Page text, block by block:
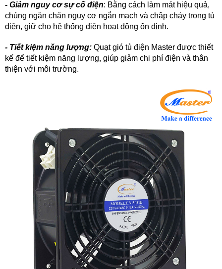
- Giảm nguy cơ sự cố điện: Bằng cách làm mát hiệu quả,
chúng ngăn chặn nguy cơ ngắn mạch và chập cháy trong tủ
điện, giữ cho hệ thống điện hoạt động ổn định.
- Tiết kiệm năng lượng: Quạt gió tủ điện Master được thiết
kế để tiết kiệm năng lượng, giúp giảm chi phí điện và thân
thiện với môi trường.